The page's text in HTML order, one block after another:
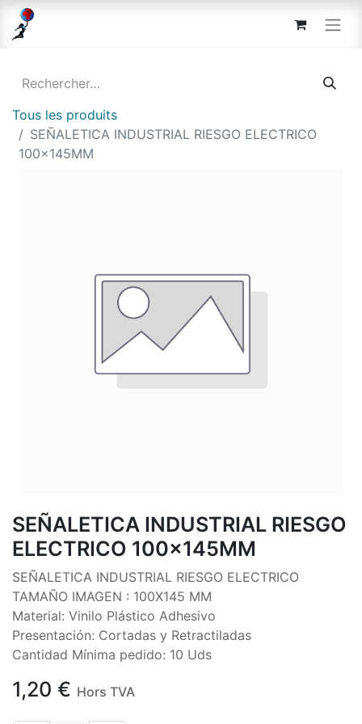
Tous les produits
SEÑALETICA INDUSTRIAL RIESGO ELECTRICO
100x145MM
SEÑALETICA INDUSTRIAL RIESGO
ELECTRICO 100x145MM
SEÑALETICA INDUSTRIAL RIESGO ELECTRICO
TAMAÑO IMAGEN : 100X145 MM
Material: Vinilo Plástico Adhesivo
Presentación: Cortadas y Retractiladas
Cantidad Mínima pedido: 10 Uds
1,20 € Hors TVA